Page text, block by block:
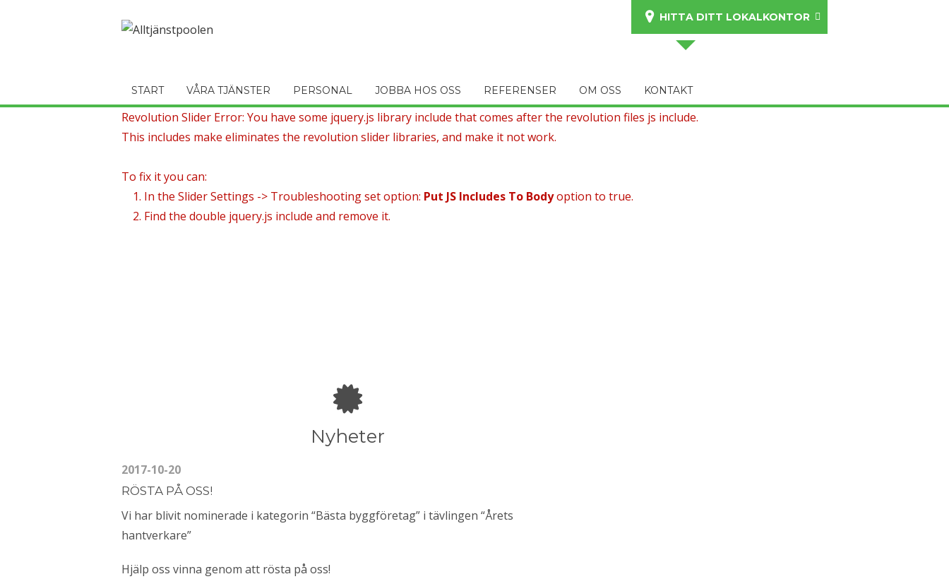
HITTA DITT LOKALKONTOR
START VÅRA TJÄNSTER PERSONAL JOBBA HOS OSS REFERENSER OM OSS KONTAKT
Revolution Slider Error: You have some jquery.js library include that comes after the revolution files js include.
This includes make eliminates the revolution slider libraries, and make it not work.
To fix it you can:
1. In the Slider Settings -> Troubleshooting set option: Put JS Includes To Bodyoption to true.
2. Find the double jquery.js include and remove it.
Nyheter
2017-10-20
RÖSTA PÅ OSS!
Vi har blivit nominerade i kategorin “Bästa byggföretag” i tävlingen “Årets
hantverkare”
Hjälp oss vinna genom att rösta på oss!